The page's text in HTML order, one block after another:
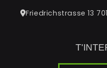
Friedrichstrasse 13